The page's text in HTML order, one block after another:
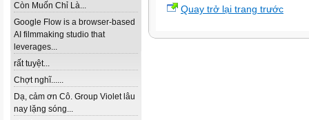
Còn Muốn Chỉ Là...
Google Flow is a browser-based
AI filmmaking studio that
leverages...
rất tuyệt...
Chợt nghĩ......
Dạ, cảm ơn Cô. Group Violet lâu
nay lặng sóng...
Quay trở lại trang trước